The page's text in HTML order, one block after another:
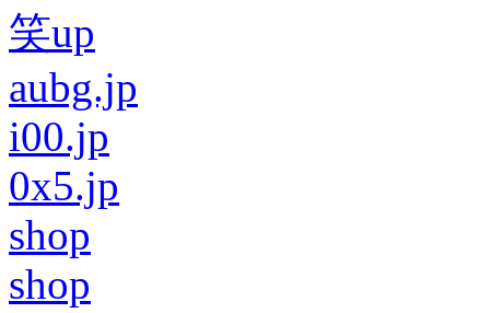
笑up
aubg.jp
i00.jp
0x5.jp
shop
shop